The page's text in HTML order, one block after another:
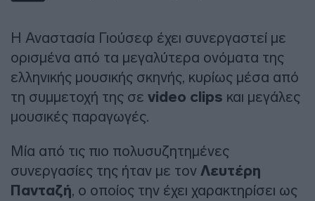
Η Αναστασία Γιούσεφ έχει συνεργαστεί με
ορισμένα από τα μεγαλύτερα ονόματα της
ελληνικής μουσικής σκηνής, κυρίως μέσα από
τη συμμετοχή της σε video clips και μεγάλες
μουσικές παραγωγές.
Μία από τις πιο πολυσυζητημένες
συνεργασίες της ήταν με τον Λευτέρη
Πανταζή, ο οποίος την έχει χαρακτηρίσει ως